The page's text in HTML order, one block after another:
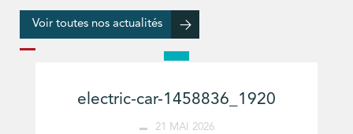
Voir toutes nos actualités
electric-car-1458836_1920
21 MAI 2026